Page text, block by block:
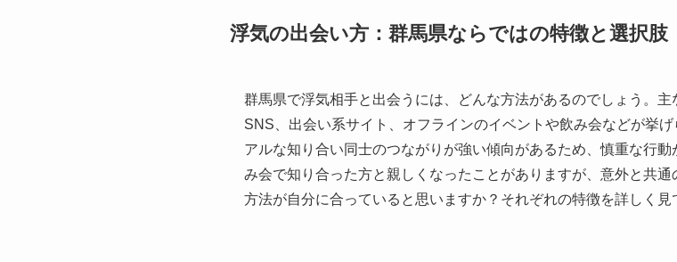
浮気の出会い方：群馬県ならではの特徴と選択肢
群馬県で浮気相手と出会うには、どんな方法があるのでしょう。主
SNS、出会い系サイト、オフラインのイベントや飲み会などが挙
アルな知り合い同士のつながりが強い傾向があるため、慎重な行
み会で知り合った方と親しくなったことがありますが、意外と共
方法が自分に合っていると思いますか？それぞれの特徴を詳しく見